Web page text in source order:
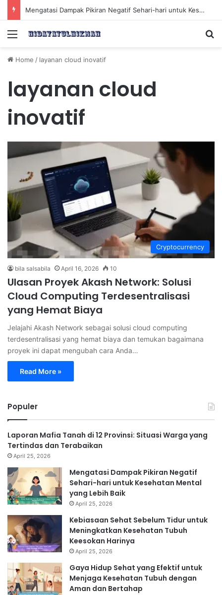
Mengatasi Dampak Pikiran Negatif Sehari-hari untuk Kesehatan Mental yang Lebih Baik
Menu
Home / layanan cloud inovatif
layanan cloud
inovatif
Cryptocurrency
bila salsabila April 16, 2026 10
Ulasan Proyek Akash Network: Solusi
Cloud Computing Terdesentralisasi
yang Hemat Biaya
Jelajahi Akash Network sebagai solusi cloud computing
terdesentralisasi yang hemat biaya dan temukan bagaimana
proyek ini dapat mengubah cara Anda…
Read More »
Populer
Laporan Mafia Tanah di 12 Provinsi: Situasi Warga yang
Tertindas dan Terabaikan
April 25, 2026
Mengatasi Dampak Pikiran Negatif
Sehari-hari untuk Kesehatan Mental
yang Lebih Baik
April 25, 2026
Kebiasaan Sehat Sebelum Tidur untuk
Meningkatkan Kesehatan Tubuh
Keesokan Harinya
April 25, 2026
Gaya Hidup Sehat yang Efektif untuk
Menjaga Kesehatan Tubuh dengan
Aman dan Bertahap